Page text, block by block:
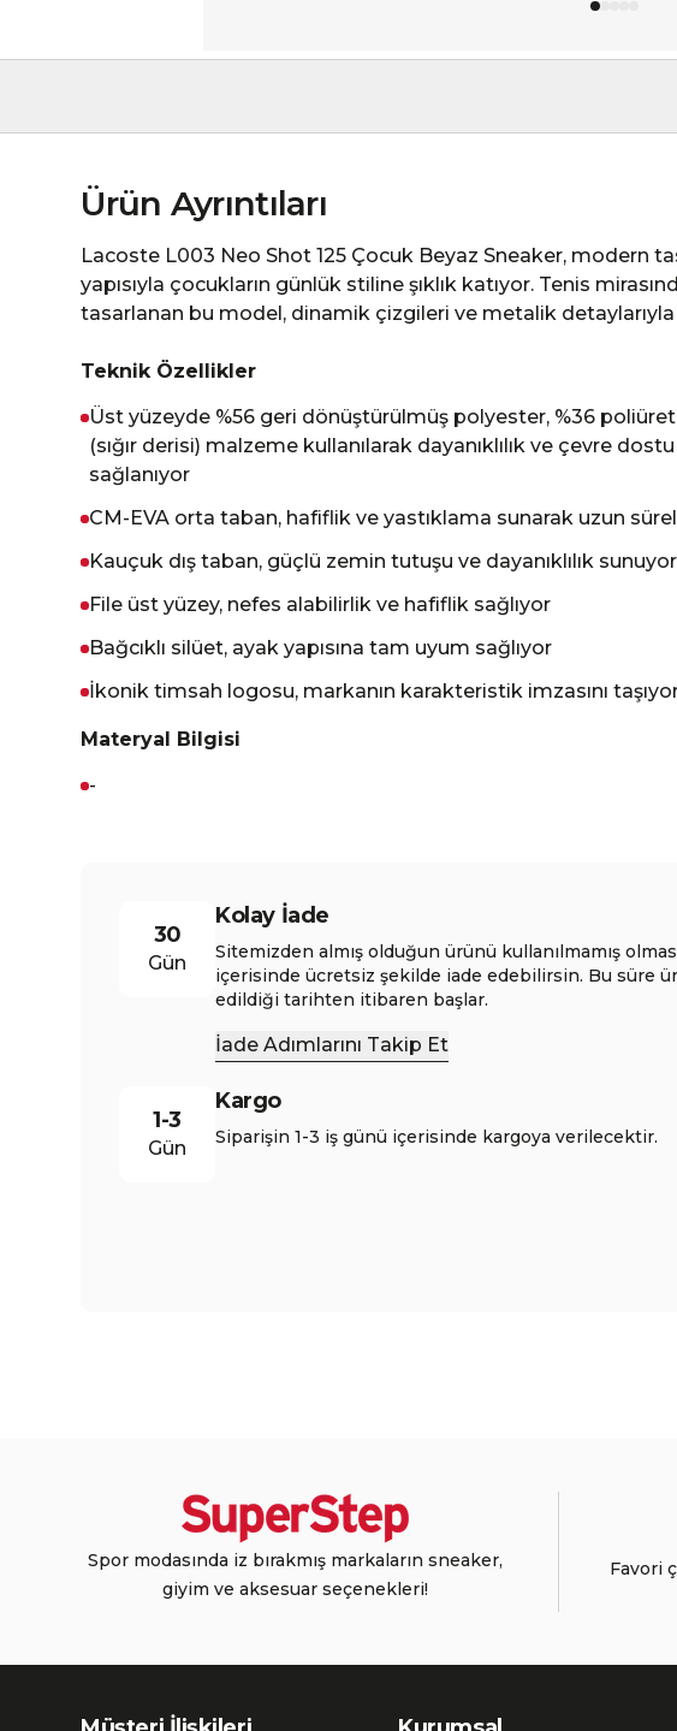
Ürün Ayrıntıları
Lacoste L003 Neo Shot 125 Çocuk Beyaz Sneaker, modern
yapısıyla çocukların günlük stiline şıklık katıyor. Tenis
tasarlanan bu model, dinamik çizgileri ve metalik detaylarıyla
Teknik Özellikler
Üst yüzeyde %56 geri dönüştürülmüş polyester, %36
(sığır derisi) malzeme kullanılarak dayanıklılık ve çevre dostu
sağlanıyor
CM-EVA orta taban, hafiflik ve yastıklama sunarak uzun
Kauçuk dış taban, güçlü zemin tutuşu ve dayanıklılık sunuyor
File üst yüzey, nefes alabilirlik ve hafiflik sağlıyor
Bağcıklı silüet, ayak yapısına tam uyum sağlıyor
İkonik timsah logosu, markanın karakteristik imzasını
Materyal Bilgisi
-
30
Gün
Kolay İade
Sitemizden almış olduğun ürünü kullanılmamış
içerisinde ücretsiz şekilde iade edebilirsin. Bu süre
edildiği tarihten itibaren başlar.
İade Adımlarını Takip Et
1-3
Gün
Kargo
Siparişin 1-3 iş günü içerisinde kargoya verilecektir.
Spor modasında iz bırakmış markaların sneaker,
giyim ve aksesuar seçenekleri!
Favori